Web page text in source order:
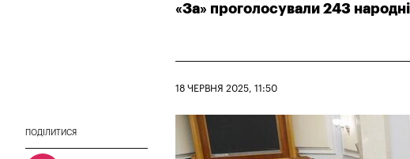
«За» проголосували 243
18 ЧЕРВНЯ 2025, 11:50
ПОДІЛИТИСЯ